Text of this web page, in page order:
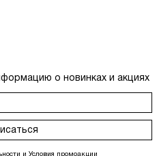
о новинках и акциях
и Условия промоакции